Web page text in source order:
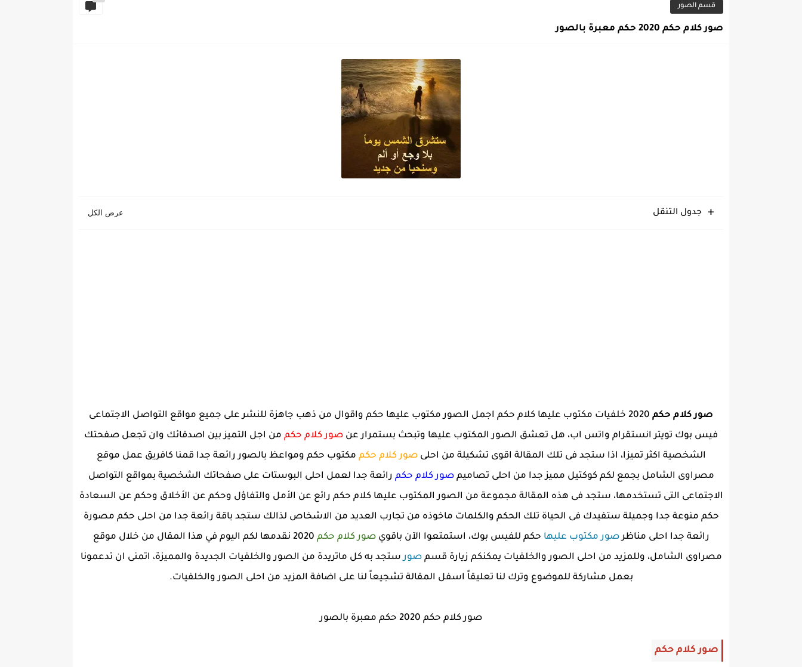
قسم الصور
صور كلام حكم 2020 حكم معبرة بالصور
جدول التنقل
صور كلام حكم
2020 خلفيات مكتوب عليها كلام حكم اجمل الصور مكتوب عليها حكم واقوال من ذهب جاهزة للنشر على جميع مواقع التواصل الاجتماعى
فيس بوك تويتر انستقرام واتس اب، هل تعشق الصور المكتوب عليها وتبحث بستمرار عن صور كلام حكم من اجل التميز بين اصدقائك وان تجعل صفحتك
الشخصية اكثر تميزا، اذا ستجد فى تلك المقالة اقوى تشكيلة من احلىصور كلام حكم مكتوب حكم ومواعظ بالصور رائعة جدا قمنا كافريق عمل موقع
مصراوى الشامل بجمع لكم كوكتيل مميز جدا من احلى تصاميم صور كلام حكم رائعة جدا لعمل احلى البوستات على صفحاتك الشخصية بمواقع التواصل
الاجتماعى التى تستخدمها، ستجد فى هذه المقالة مجموعة من الصور المكتوب عليها كلام حكم رائع عن الأمل والتفاؤل وحكم عن الأخلاق وحكم عن السعادة
حكم منوعة جدا وجميلة ستفيدك فى الحياة تلك الحكم والكلمات ماخوذه من تجارب العديد من الاشخاص لذالك ستجد باقة رائعة جدا من احلى حكم مصورة
رائعة جدا احلى مناظرصور مكتوب عليها حكم للفيس بوك، استمتعوا الآن باقويصور كلام حكم
2020 نقدمها لكم اليوم في هذا المقال من خلال موقع
مصراوى الشامل، وللمزيد من احلى الصور والخلفيات يمكنكم زيارة قسمصورستجد به كل ماتريدة من الصور والخلفيات الجديدة والمميزة، اتمنى ان تدعمونا
بعمل مشاركة للموضوع وترك لنا تعليقاً اسفل المقالة تشجيعاً لنا على اضافة المزيد من احلى الصور والخلفيات.
صور كلام حكم 2020 حكم معبرة بالصور
صور كلام حكم